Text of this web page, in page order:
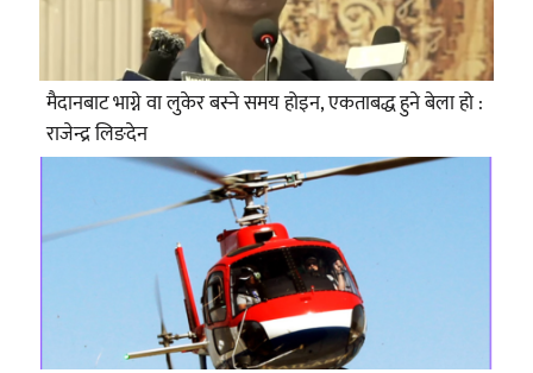
मैदानबाट भाग्ने वा लुकेर बस्ने समय होइन, एकताबद्ध हुने बेला हो :
राजेन्द्र लिङदेन